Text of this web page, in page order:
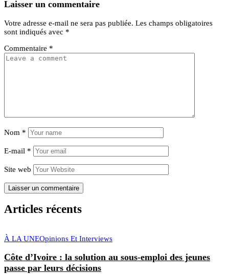
Laisser un commentaire
Votre adresse e-mail ne sera pas publiée. Les champs obligatoires
sont indiqués avec *
Commentaire *
Nom *
E-mail *
Site web
Articles récents
À LA UNEOpinions Et Interviews
Côte d’Ivoire : la solution au sous-emploi des jeunes
passe par leurs décisions